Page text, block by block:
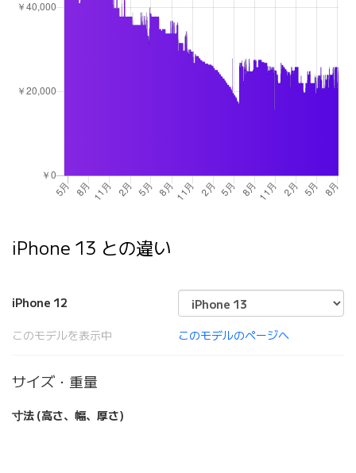
iPhone 13 との違い
iPhone 12
このモデルを表示中 このモデルのページへ
サイズ・重量
寸法 (高さ、幅、厚さ)